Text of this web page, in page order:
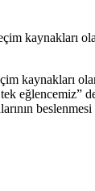
kaynakları
kaynakları
beslenmesi